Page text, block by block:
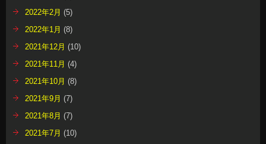
2022年2月 (5)
2022年1月 (8)
2021年12月 (10)
2021年11月 (4)
2021年10月 (8)
2021年9月 (7)
2021年8月 (7)
2021年7月 (10)